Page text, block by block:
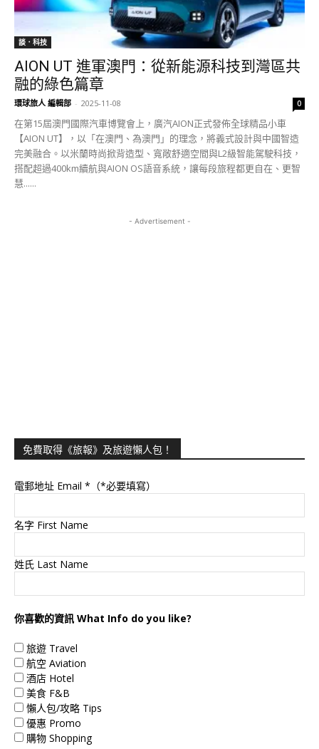
談．科技
AION UT 進軍澳門：從新能源科技到灣區共
融的綠色篇章
環球旅人 編輯部 - 2025-11-08 0
在第15屆澳門國際汽車博覽會上，廣汽AION正式發佈全球精品小車
【AION UT】，以「在澳門、為澳門」的理念，將義式設計與中國智造
完美融合。以米蘭時尚掀背造型、寬敞舒適空間與L2級智能駕駛科技，
搭配超過400km續航與AION OS語音系統，讓每段旅程都更自在、更智
慧......
- Advertisement -
免費取得《旅報》及旅遊懶人包！
電郵地址 Email *（*必要填寫）
名字 First Name
姓氏 Last Name
你喜歡的資訊 What Info do you like?
旅遊 Travel
航空 Aviation
酒店 Hotel
美食 F&B
懶人包/攻略 Tips
優惠 Promo
購物 Shopping